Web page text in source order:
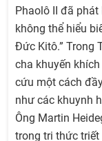
Phaolô II đã phát
không thể hiểu
Đức Kitô.” Trong
cha khuyến
cứu một cách
như các khuynh
Ông Martin
trong tri thức triết